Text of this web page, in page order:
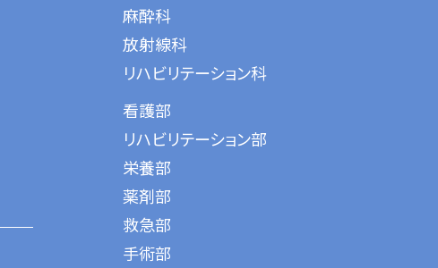
麻酔科
放射線科
リハビリテーション科
看護部
リハビリテーション部
栄養部
薬剤部
救急部
手術部